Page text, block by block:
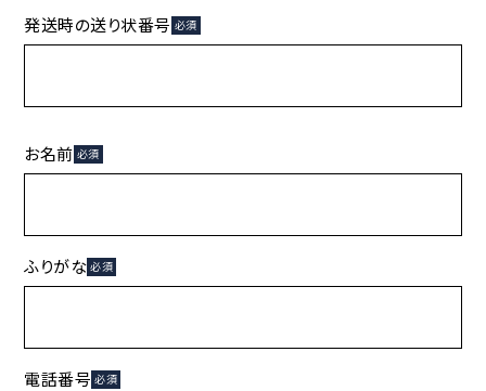
発送時の送り状番号 必須
お名前 必須
ふりがな 必須
電話番号 必須